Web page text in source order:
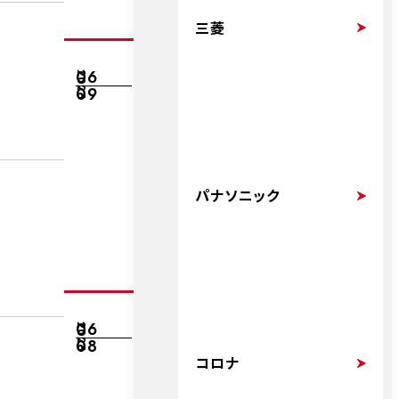
2026
06
09
2026
06
08
三菱
パナソニック
コロナ